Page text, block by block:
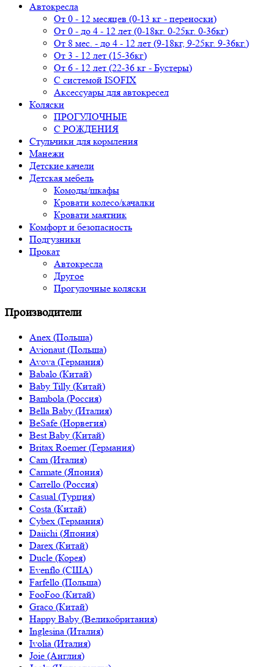
Автокресла
От 0 - 12 месяцев (0-13 кг - переноски)
От 0 - до 4 - 12 лет (0-18кг. 0-25кг. 0-36кг)
От 8 мес. - до 4 - 12 лет (9-18кг, 9-25кг. 9-36кг.)
От 3 - 12 лет (15-36кг)
От 6 - 12 лет (22-36 кг - Бустеры)
С системой ISOFIX
Аксессуары для автокресел
Коляски
ПРОГУЛОЧНЫЕ
С РОЖДЕНИЯ
Стульчики для кормления
Манежи
Детские качели
Детская мебель
Комоды/шкафы
Кровати колесо/качалки
Кровати маятник
Комфорт и безопасность
Подгузники
Прокат
Автокресла
Другое
Прогулочные коляски
Производители
Anex (Польша)
Avionaut (Польша)
Avova (Германия)
Babalo (Китай)
Baby Tilly (Китай)
Bambola (Россия)
Bella Baby (Италия)
BeSafe (Норвегия)
Best Baby (Китай)
Britax Roemer (Германия)
Cam (Италия)
Carmate (Япония)
Carrello (Россия)
Casual (Турция)
Costa (Китай)
Cybex (Германия)
Daiichi (Япония)
Darex (Китай)
Ducle (Корея)
Evenflo (США)
Farfello (Польша)
FooFoo (Китай)
Graco (Китай)
Happy Baby (Великобритания)
Inglesina (Италия)
Ivolia (Италия)
Joie (Англия)